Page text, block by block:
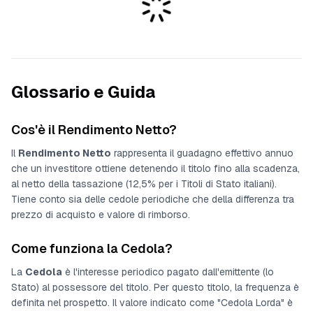
Glossario e Guida
Cos'è il Rendimento Netto?
Il Rendimento Netto rappresenta il guadagno effettivo annuo
che un investitore ottiene detenendo il titolo fino alla scadenza,
al netto della tassazione (12,5% per i Titoli di Stato italiani).
Tiene conto sia delle cedole periodiche che della differenza tra
prezzo di acquisto e valore di rimborso.
Come funziona la Cedola?
La Cedola è l'interesse periodico pagato dall'emittente (lo
Stato) al possessore del titolo. Per questo titolo, la frequenza è
definita nel prospetto. Il valore indicato come "Cedola Lorda" è